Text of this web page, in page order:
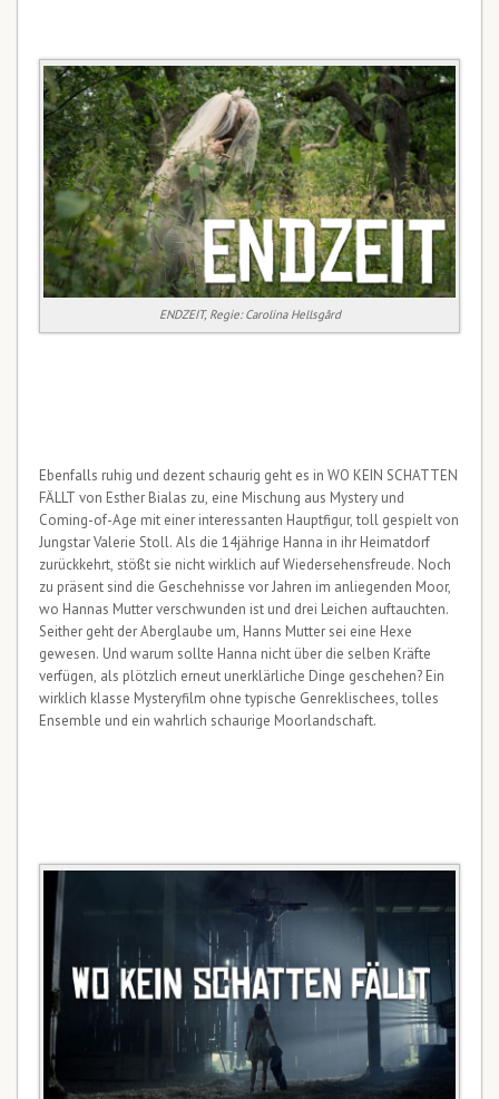
ENDZEIT, Regie: Carolina Hellsgård
Ebenfalls ruhig und dezent schaurig geht es in WO KEIN SCHATTEN
FÄLLT von Esther Bialas zu, eine Mischung aus Mystery und
Coming-of-Age mit einer interessanten Hauptfigur, toll gespielt von
Jungstar Valerie Stoll. Als die 14jährige Hanna in ihr Heimatdorf
zurückkehrt, stößt sie nicht wirklich auf Wiedersehensfreude. Noch
zu präsent sind die Geschehnisse vor Jahren im anliegenden Moor,
wo Hannas Mutter verschwunden ist und drei Leichen auftauchten.
Seither geht der Aberglaube um, Hanns Mutter sei eine Hexe
gewesen. Und warum sollte Hanna nicht über die selben Kräfte
verfügen, als plötzlich erneut unerklärliche Dinge geschehen? Ein
wirklich klasse Mysteryfilm ohne typische Genreklischees, tolles
Ensemble und ein wahrlich schaurige Moorlandschaft.